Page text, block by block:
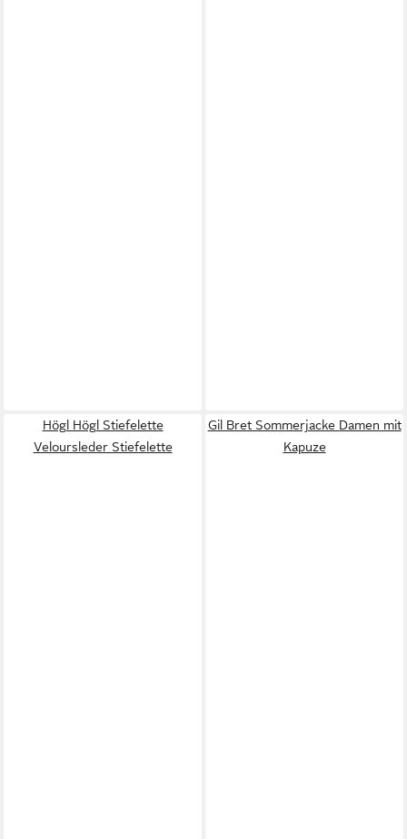
Högl Högl Stiefelette
Veloursleder Stiefelette
Gil Bret Sommerjacke Damen mit
Kapuze